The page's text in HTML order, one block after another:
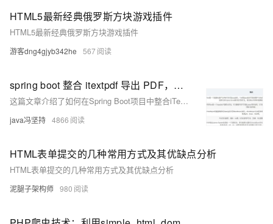
HTML5最新经典俄罗斯方块游戏插件
HTML5最新经典俄罗斯方块游戏插件
游客dng4gjyb342he 567
spring boot 整合 itextpdf 导出 PDF，写入大文本，写入HTML代码，分析当下导出PDF的几个工具
这篇文章介绍了如何在Spring Boot项目中整合iTextPDF库来导出PDF文件，包括写入大文本和HTML代码，并分析了几种常用的Java PDF导出工具。
java冯坚持 4866
HTML表单提交的几种常用方式及其优缺点分析
HTML表单提交的几种常用方式及其优缺点分析
泥腿子架构师 980